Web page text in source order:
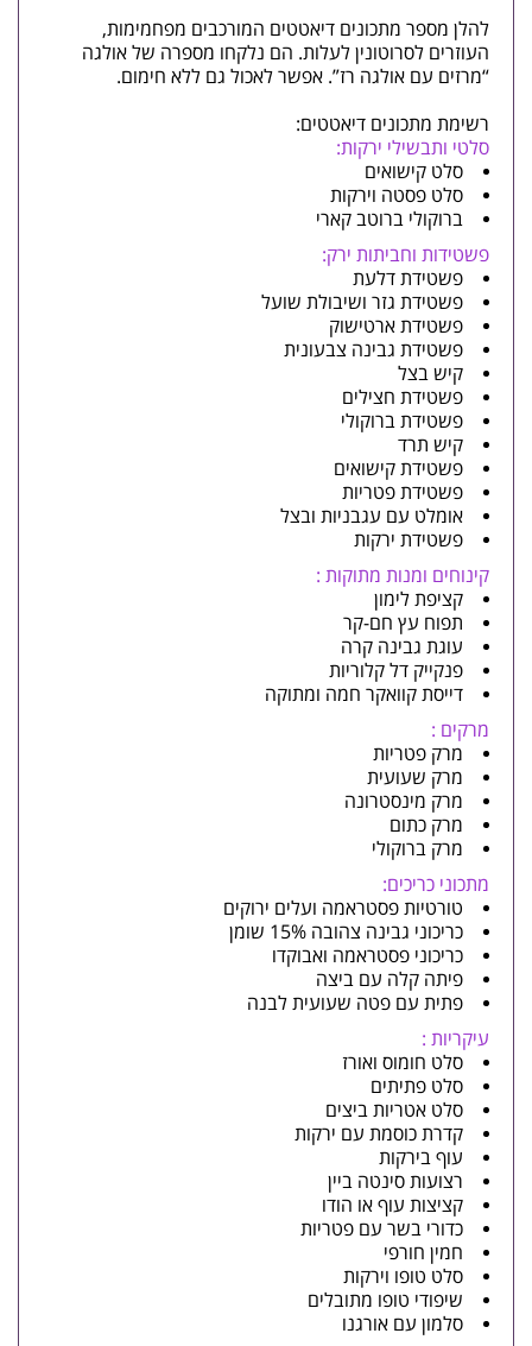
להלן מספר מתכונים דיאטטים המורכבים מפחמימות,
העוזרים לסרוטונין לעלות. הם נלקחו מספרה של אולגה
“מרזים עם אולגה רז”. אפשר לאכול גם ללא חימום.
רשימת מתכונים דיאטטים:
סלטי ותבשילי ירקות:
סלט קישואים
סלט פסטה וירקות
ברוקולי ברוטב קארי
פשטידות וחביתות ירק:
פשטידת דלעת
פשטידת גזר ושיבולת שועל
פשטידת ארטישוק
פשטידת גבינה צבעונית
קיש בצל
פשטידת חצילים
פשטידת ברוקולי
קיש תרד
פשטידת קישואים
פשטידת פטריות
אומלט עם עגבניות ובצל
פשטידת ירקות
קינוחים ומנות מתוקות :
קציפת לימון
תפוח עץ חם-קר
עוגת גבינה קרה
פנקייק דל קלוריות
דייסת קוואקר חמה ומתוקה
מרקים :
מרק פטריות
מרק שעועית
מרק מינסטרונה
מרק כתום
מרק ברוקולי
מתכוני כריכים:
טורטיות פסטראמה ועלים ירוקים
כריכוני גבינה צהובה 15% שומן
כריכוני פסטראמה ואבוקדו
פיתה קלה עם ביצה
פתית עם פטה שעועית לבנה
עיקריות :
סלט חומוס ואורז
סלט פתיתים
סלט אטריות ביצים
קדרת כוסמת עם ירקות
עוף בירקות
רצועות סינטה ביין
קציצות עוף או הודו
כדורי בשר עם פטריות
חמין חורפי
סלט טופו וירקות
שיפודי טופו מתובלים
סלמון עם אורגנו